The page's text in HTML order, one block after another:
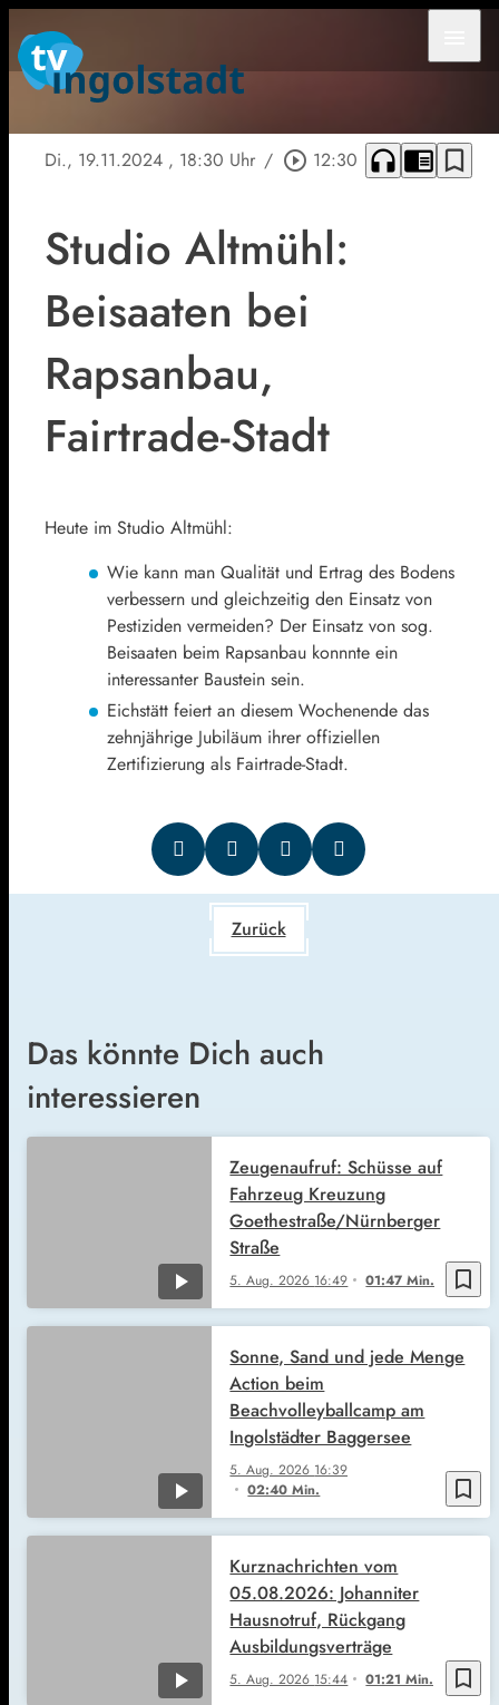
Di., 19.11.2024 , 18:30 Uhr / play_circle_outline 12:30 headphones chrome_reader_mode bookmark_border
Studio Altmühl:
Beisaaten bei
Rapsanbau,
Fairtrade-Stadt
Heute im Studio Altmühl:
Wie kann man Qualität und Ertrag des Bodens
verbessern und gleichzeitig den Einsatz von
Pestiziden vermeiden? Der Einsatz von sog.
Beisaaten beim Rapsanbau konnnte ein
interessanter Baustein sein.
Eichstätt feiert an diesem Wochenende das
zehnjährige Jubiläum ihrer offiziellen
Zertifizierung als Fairtrade-Stadt.
Zurück
Das könnte Dich auch
interessieren
bookmark_border
5. Aug. 2026 16:49 01:47 Min.
Zeugenaufruf: Schüsse auf
Fahrzeug Kreuzung
Goethestraße/Nürnberger
Straße
bookmark_border
5. Aug. 2026 16:39
02:40 Min.
Sonne, Sand und jede Menge
Action beim
Beachvolleyballcamp am
Ingolstädter Baggersee
bookmark_border
5. Aug. 2026 15:44 01:21 Min.
Kurznachrichten vom
05.08.2026: Johanniter
Hausnotruf, Rückgang
Ausbildungsverträge